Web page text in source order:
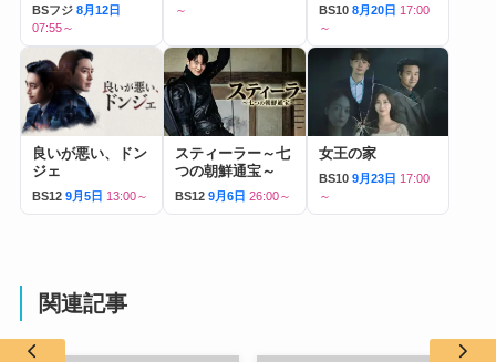
BSフジ 8月12日
07:55～
～
BS10 8月20日 17:00
～
良いが悪い、ドン
ジェ
BS12 9月5日 13:00～
スティーラー～七
つの朝鮮通宝～
BS12 9月6日 26:00～
女王の家
BS10 9月23日 17:00
～
関連記事